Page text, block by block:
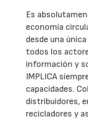
Es
economía
desde una
todos los
información y
IMPLICA
capacidades.
distribuidores,
recicladores y